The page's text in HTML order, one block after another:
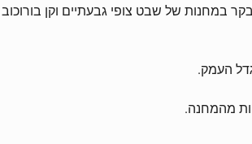
במחנות של שבט צופי גבעתיים וקן
העמק.
מהמחנה.